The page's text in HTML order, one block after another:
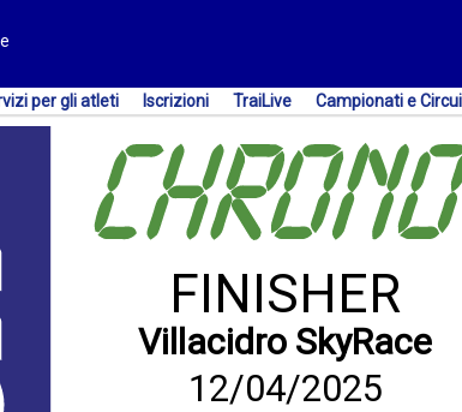
per gli atleti Iscrizioni TraiLive Campionati e
FINISHER
Villacidro SkyRace
12/04/2025